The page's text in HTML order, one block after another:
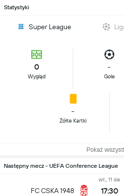
Statystyki
Super League
0
Wygląd
-
Gole
-
Żółte Kartki
Pokaż
Następny mecz - UEFA Conference League
FC CSKA 1948
wt., 11 sie
17:30